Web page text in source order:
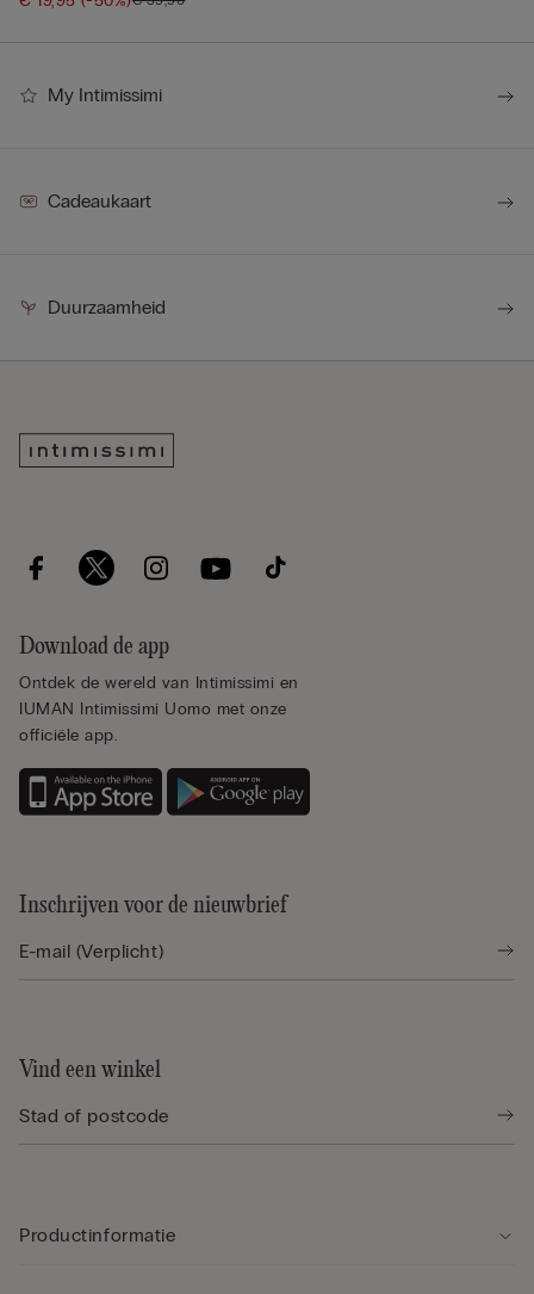
My Intimissimi
Cadeaukaart
Duurzaamheid
Download de app
Ontdek de wereld van Intimissimi en
IUMAN Intimissimi Uomo met onze
officiële app.
Inschrijven voor de nieuwbrief
Vind een winkel
Productinformatie